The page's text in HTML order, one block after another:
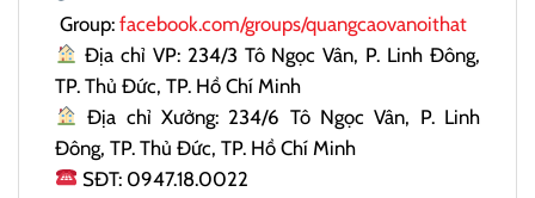
Group: facebook.com/groups/quangcaovanoithat
Địa chỉ VP: 234/3 Tô Ngọc Vân, P. Linh Đông,
TP. Thủ Đức, TP. Hồ Chí Minh
Địa chỉ Xưởng: 234/6 Tô Ngọc Vân, P. Linh
Đông, TP. Thủ Đức, TP. Hồ Chí Minh
SĐT: 0947.18.0022